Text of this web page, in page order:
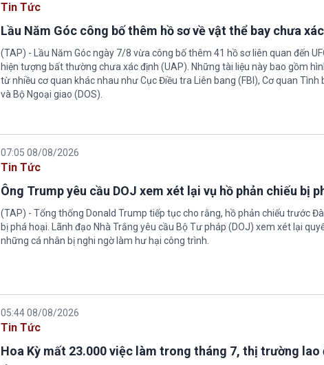
Tin Tức
Lầu Năm Góc công bố thêm hồ sơ về vật thể bay chưa
(TAP) - Lầu Năm Góc ngày 7/8 vừa công bố thêm 41 hồ sơ liên quan đến
hiện tượng bất thường chưa xác định (UAP). Những tài liệu này bao gồm
từ nhiều cơ quan khác nhau như Cục Điều tra Liên bang (FBI), Cơ quan Tình
và Bộ Ngoại giao (DOS).
07:05 08/08/2026
Tin Tức
Ông Trump yêu cầu DOJ xem xét lại vụ hồ phản chiếu bị
(TAP) - Tổng thống Donald Trump tiếp tục cho rằng, hồ phản chiếu trước
bị phá hoại. Lãnh đạo Nhà Trắng yêu cầu Bộ Tư pháp (DOJ) xem xét lại
những cá nhân bị nghi ngờ làm hư hại công trình.
05:44 08/08/2026
Tin Tức
Hoa Kỳ mất 23.000 việc làm trong tháng 7, thị trường lao